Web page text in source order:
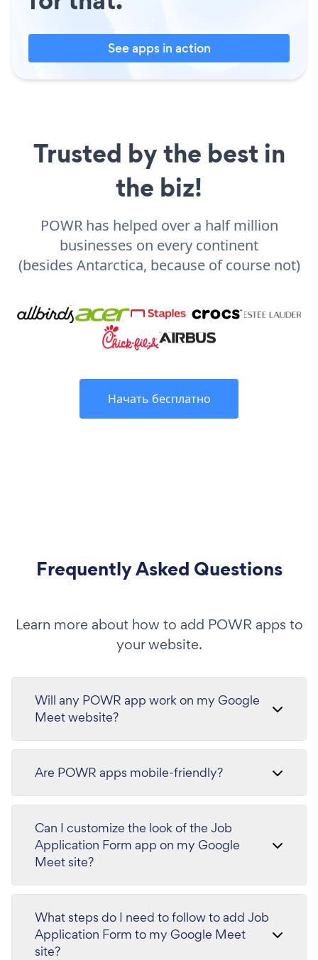
See apps in action
Trusted by the best in
the biz!
POWR has helped over a half million
businesses on every continent
(besides Antarctica, because of course not)
Начать бесплатно
Frequently Asked Questions
Learn more about how to add POWR apps to
your website.
Will any POWR app work on my Google
Meet website?
Are POWR apps mobile-friendly?
Can I customize the look of the Job
Application Form app on my Google
Meet site?
What steps do I need to follow to add Job
Application Form to my Google Meet
site?